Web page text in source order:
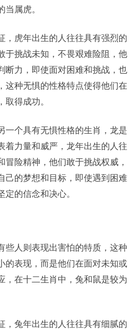
当属虎。
，虎年出生的人往往具有强烈的
于挑战未知，不畏艰难险阻，他
断力，即使面对困难和挑战，也
这种无惧的性格特点使得他们在
取得成功。
一个具有无惧性格的生肖，龙是
着力量和威严，龙年出生的人往
冒险精神，他们敢于挑战权威，
己的梦想和目标，即使遇到困难
的信念和决心。
些人则表现出害怕的特质，这种
的表现，而是他们在面对未知或
，在十二生肖中，兔和鼠是较为
，兔年出生的人往往具有细腻的